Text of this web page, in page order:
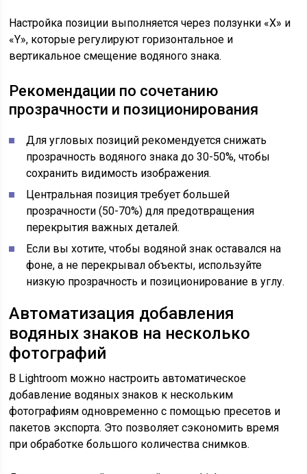
Настройка позиции выполняется через ползунки «X» и
«Y», которые регулируют горизонтальное и
вертикальное смещение водяного знака.
Рекомендации по сочетанию
прозрачности и позиционирования
Для угловых позиций рекомендуется снижать
прозрачность водяного знака до 30-50%, чтобы
сохранить видимость изображения.
Центральная позиция требует большей
прозрачности (50-70%) для предотвращения
перекрытия важных деталей.
Если вы хотите, чтобы водяной знак оставался на
фоне, а не перекрывал объекты, используйте
низкую прозрачность и позиционирование в углу.
Автоматизация добавления
водяных знаков на несколько
фотографий
В Lightroom можно настроить автоматическое
добавление водяных знаков к нескольким
фотографиям одновременно с помощью пресетов и
пакетов экспорта. Это позволяет сэкономить время
при обработке большого количества снимков.